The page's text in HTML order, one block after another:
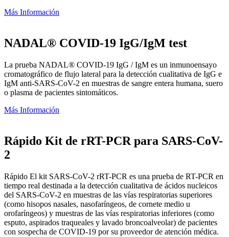
Más Información
NADAL® COVID-19 IgG/IgM test
La prueba NADAL® COVID-19 IgG / IgM es un inmunoensayo
cromatográfico de flujo lateral para la detección cualitativa de IgG e
IgM anti-SARS-CoV-2 en muestras de sangre entera humana, suero
o plasma de pacientes sintomáticos.
Más Información
Rápido Kit de rRT-PCR para SARS-CoV-
2
Rápido El kit SARS-CoV-2 rRT-PCR es una prueba de RT-PCR en
tiempo real destinada a la detección cualitativa de ácidos nucleicos
del SARS-CoV-2 en muestras de las vías respiratorias superiores
(como hisopos nasales, nasofaríngeos, de cornete medio u
orofaríngeos) y muestras de las vías respiratorias inferiores (como
esputo, aspirados traqueales y lavado broncoalveolar) de pacientes
con sospecha de COVID-19 por su proveedor de atención médica.